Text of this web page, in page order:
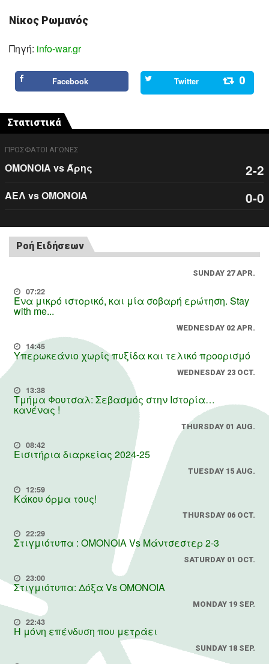
Νίκος Ρωμανός
Πηγή: info-war.gr
Facebook Twitter 0
Στατιστικά
ΠΡΟΣΦΑΤΟΙ ΑΓΩΝΕΣ
ΟΜΟΝΟΙΑ vs Άρης 2-2
ΑΕΛ vs ΟΜΟΝΟΙΑ 0-0
Ροή Ειδήσεων
SUNDAY 27 APR.
07:22
Ένα μικρό ιστορικό, και μία σοβαρή ερώτηση. Stay
with me...
WEDNESDAY 02 APR.
14:45
Υπερωκεάνιο χωρίς πυξίδα και τελικό προορισμό
WEDNESDAY 23 OCT.
13:38
Τμήμα Φουτσαλ: Σεβασμός στην Ιστορία…
κανένας !
THURSDAY 01 AUG.
08:42
Εισιτήρια διαρκείας 2024-25
TUESDAY 15 AUG.
12:59
Κάκου όρμα τους!
THURSDAY 06 OCT.
22:29
Στιγμιότυπα : ΟΜΟΝΟΙΑ Vs Μάντσεστερ 2-3
SATURDAY 01 OCT.
23:00
Στιγμιότυπα: Δόξα Vs OMONOIA
MONDAY 19 SEP.
22:43
Η μόνη επένδυση που μετράει
SUNDAY 18 SEP.